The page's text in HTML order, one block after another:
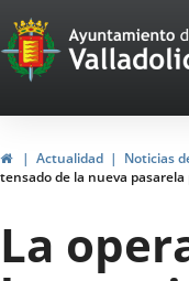
Portal
Web
del
de
Valladolid
HomeActualidad Noticias
tensado de la nueva
La